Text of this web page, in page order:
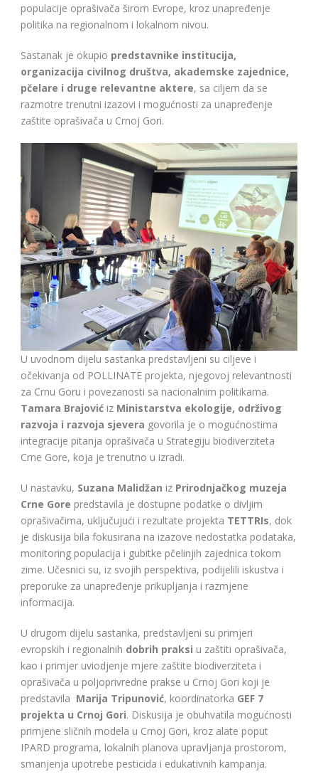
populacije oprašivača širom Evrope, kroz unapređenje
politika na regionalnom i lokalnom nivou.
Sastanak je okupio predstavnike institucija,
organizacija civilnog društva, akademske zajednice,
pčelare i druge relevantne aktere, sa ciljem da se
razmotre trenutni izazovi i mogućnosti za unapređenje
zaštite oprašivača u Crnoj Gori.
U uvodnom dijelu sastanka predstavljeni su ciljeve i
očekivanja od POLLINATE projekta, njegovoj relevantnosti
za Crnu Goru i povezanosti sa nacionalnim politikama.
Tamara Brajović iz Ministarstva ekologije, održivog
razvoja i razvoja sjevera govorila je o mogućnostima
integracije pitanja oprašivača u Strategiju biodiverziteta
Crne Gore, koja je trenutno u izradi.
U nastavku, Suzana Malidžan iz Prirodnjačkog muzeja
Crne Gore predstavila je dostupne podatke o divljim
oprašivačima, uključujući i rezultate projekta TETTRIs, dok
je diskusija bila fokusirana na izazove nedostatka podataka,
monitoring populacija i gubitke pčelinjih zajednica tokom
zime. Učesnici su, iz svojih perspektiva, podijelili iskustva i
preporuke za unapređenje prikupljanja i razmjene
informacija.
U drugom dijelu sastanka, predstavljeni su primjeri
evropskih i regionalnih dobrih praksi u zaštiti oprašivača,
kao i primjer uviodjenje mjere zaštite biodiverziteta i
oprašivača u poljoprivredne prakse u Crnoj Gori koji je
predstavila Marija Tripunović, koordinatorka GEF 7
projekta u Crnoj Gori. Diskusija je obuhvatila mogućnosti
primjene sličnih modela u Crnoj Gori, kroz alate poput
IPARD programa, lokalnih planova upravljanja prostorom,
smanjenja upotrebe pesticida i edukativnih kampanja.